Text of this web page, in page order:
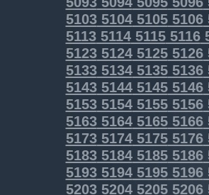
5103510451055106
5113511451155116
5123512451255126
5133513451355136
5143514451455146
5153515451555156
5163516451655166
5173517451755176
5183518451855186
5193519451955196
5203520452055206